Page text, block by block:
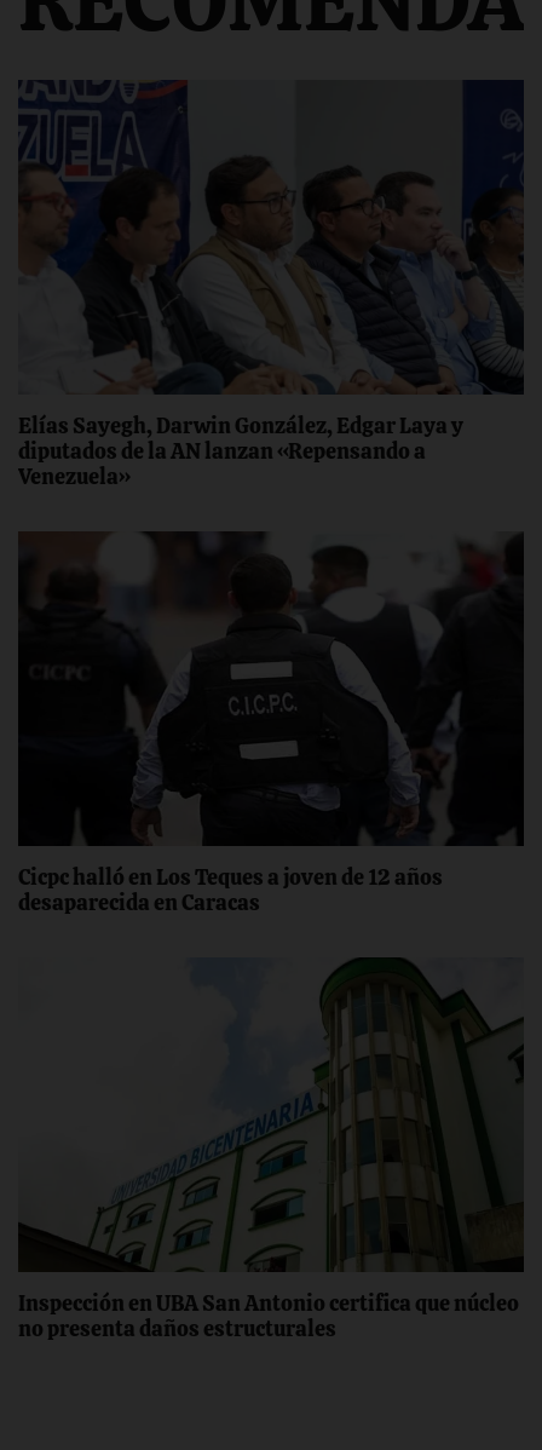
Elías Sayegh, Darwin González, Edgar Laya y
diputados de la AN lanzan «Repensando a
Venezuela»
Cicpc halló en Los Teques a joven de 12 años
desaparecida en Caracas
Inspección en UBA San Antonio certifica ‎que núcleo
no presenta daños estructurales